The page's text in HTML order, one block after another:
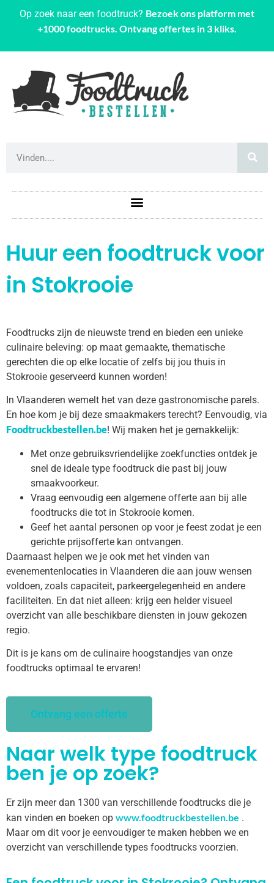
Op zoek naar een foodtruck? Bezoek ons platform met
+1000 foodtrucks. Ontvang offertes in 3 kliks.
Huur een foodtruck voor
in Stokrooie
Foodtrucks zijn de nieuwste trend en bieden een unieke
culinaire beleving: op maat gemaakte, thematische
gerechten die op elke locatie of zelfs bij jou thuis in
Stokrooie geserveerd kunnen worden!
In Vlaanderen wemelt het van deze gastronomische parels.
En hoe kom je bij deze smaakmakers terecht? Eenvoudig, via
Foodtruckbestellen.be! Wij maken het je gemakkelijk:
Met onze gebruiksvriendelijke zoekfuncties ontdek je
snel de ideale type foodtruck die past bij jouw
smaakvoorkeur.
Vraag eenvoudig een algemene offerte aan bij alle
foodtrucks die tot in Stokrooie komen.
Geef het aantal personen op voor je feest zodat je een
gerichte prijsofferte kan ontvangen.
Daarnaast helpen we je ook met het vinden van
evenementenlocaties in Vlaanderen die aan jouw wensen
voldoen, zoals capaciteit, parkeergelegenheid en andere
faciliteiten. En dat niet alleen: krijg een helder visueel
overzicht van alle beschikbare diensten in jouw gekozen
regio.
Dit is je kans om de culinaire hoogstandjes van onze
foodtrucks optimaal te ervaren!
Ontvang een offerte
Naar welk type foodtruck
ben je op zoek?
Er zijn meer dan 1300 van verschillende foodtrucks die je
kan vinden en boeken op www.foodtruckbestellen.be .
Maar om dit voor je eenvoudiger te maken hebben we en
overzicht van verschillende types foodtrucks voorzien.